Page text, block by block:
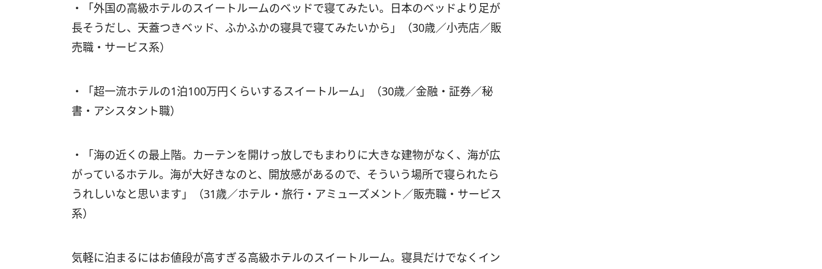
・「外国の高級ホテルのスイートルームのベッドで寝てみたい。日本のベッドより足が
長そうだし、天蓋つきベッド、ふかふかの寝具で寝てみたいから」（30歳／小売店／販
売職・サービス系）
・「超一流ホテルの1泊100万円くらいするスイートルーム」（30歳／金融・証券／秘
書・アシスタント職）
・「海の近くの最上階。カーテンを開けっ放しでもまわりに大きな建物がなく、海が広
がっているホテル。海が大好きなのと、開放感があるので、そういう場所で寝られたら
うれしいなと思います」（31歳／ホテル・旅行・アミューズメント／販売職・サービス
系）
気軽に泊まるにはお値段が高すぎる高級ホテルのスイートルーム。寝具だけでなくイン